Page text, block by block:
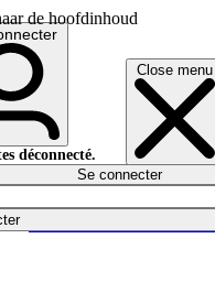
de hoofdinhoud
Close menu
déconnecté.
Se connecter